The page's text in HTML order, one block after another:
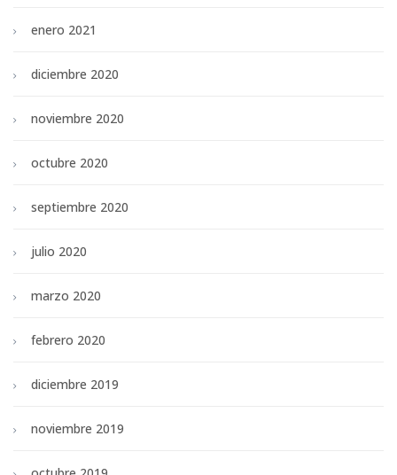
enero 2021
diciembre 2020
noviembre 2020
octubre 2020
septiembre 2020
julio 2020
marzo 2020
febrero 2020
diciembre 2019
noviembre 2019